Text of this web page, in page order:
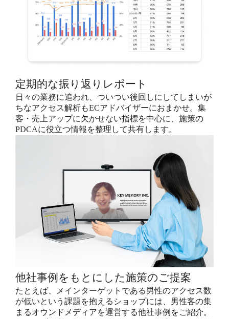
定期的な振り返りレポート
日々の業務に追われ、ついつい後回しにしてしまいが
ちなアクセス解析もECアドバイザーにおまかせ。集
客・売上アップに欠かせない指標を中心に、施策の
PDCAに役立つ情報を整理して共有します。
他社事例をもとにした施策のご提案
たとえば、メインターゲットである男性のアクセス数
が低いという課題を抱えるショップには、男性客の集
まるオウンドメディアを運営する他社事例をご紹介。